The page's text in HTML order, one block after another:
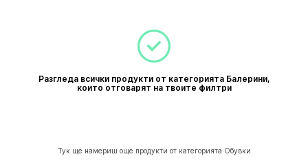
Разгледа всички продукти от категорията Балерини,
които отговарят на твоите филтри
Тук ще намериш още продукти от категорията Обувки